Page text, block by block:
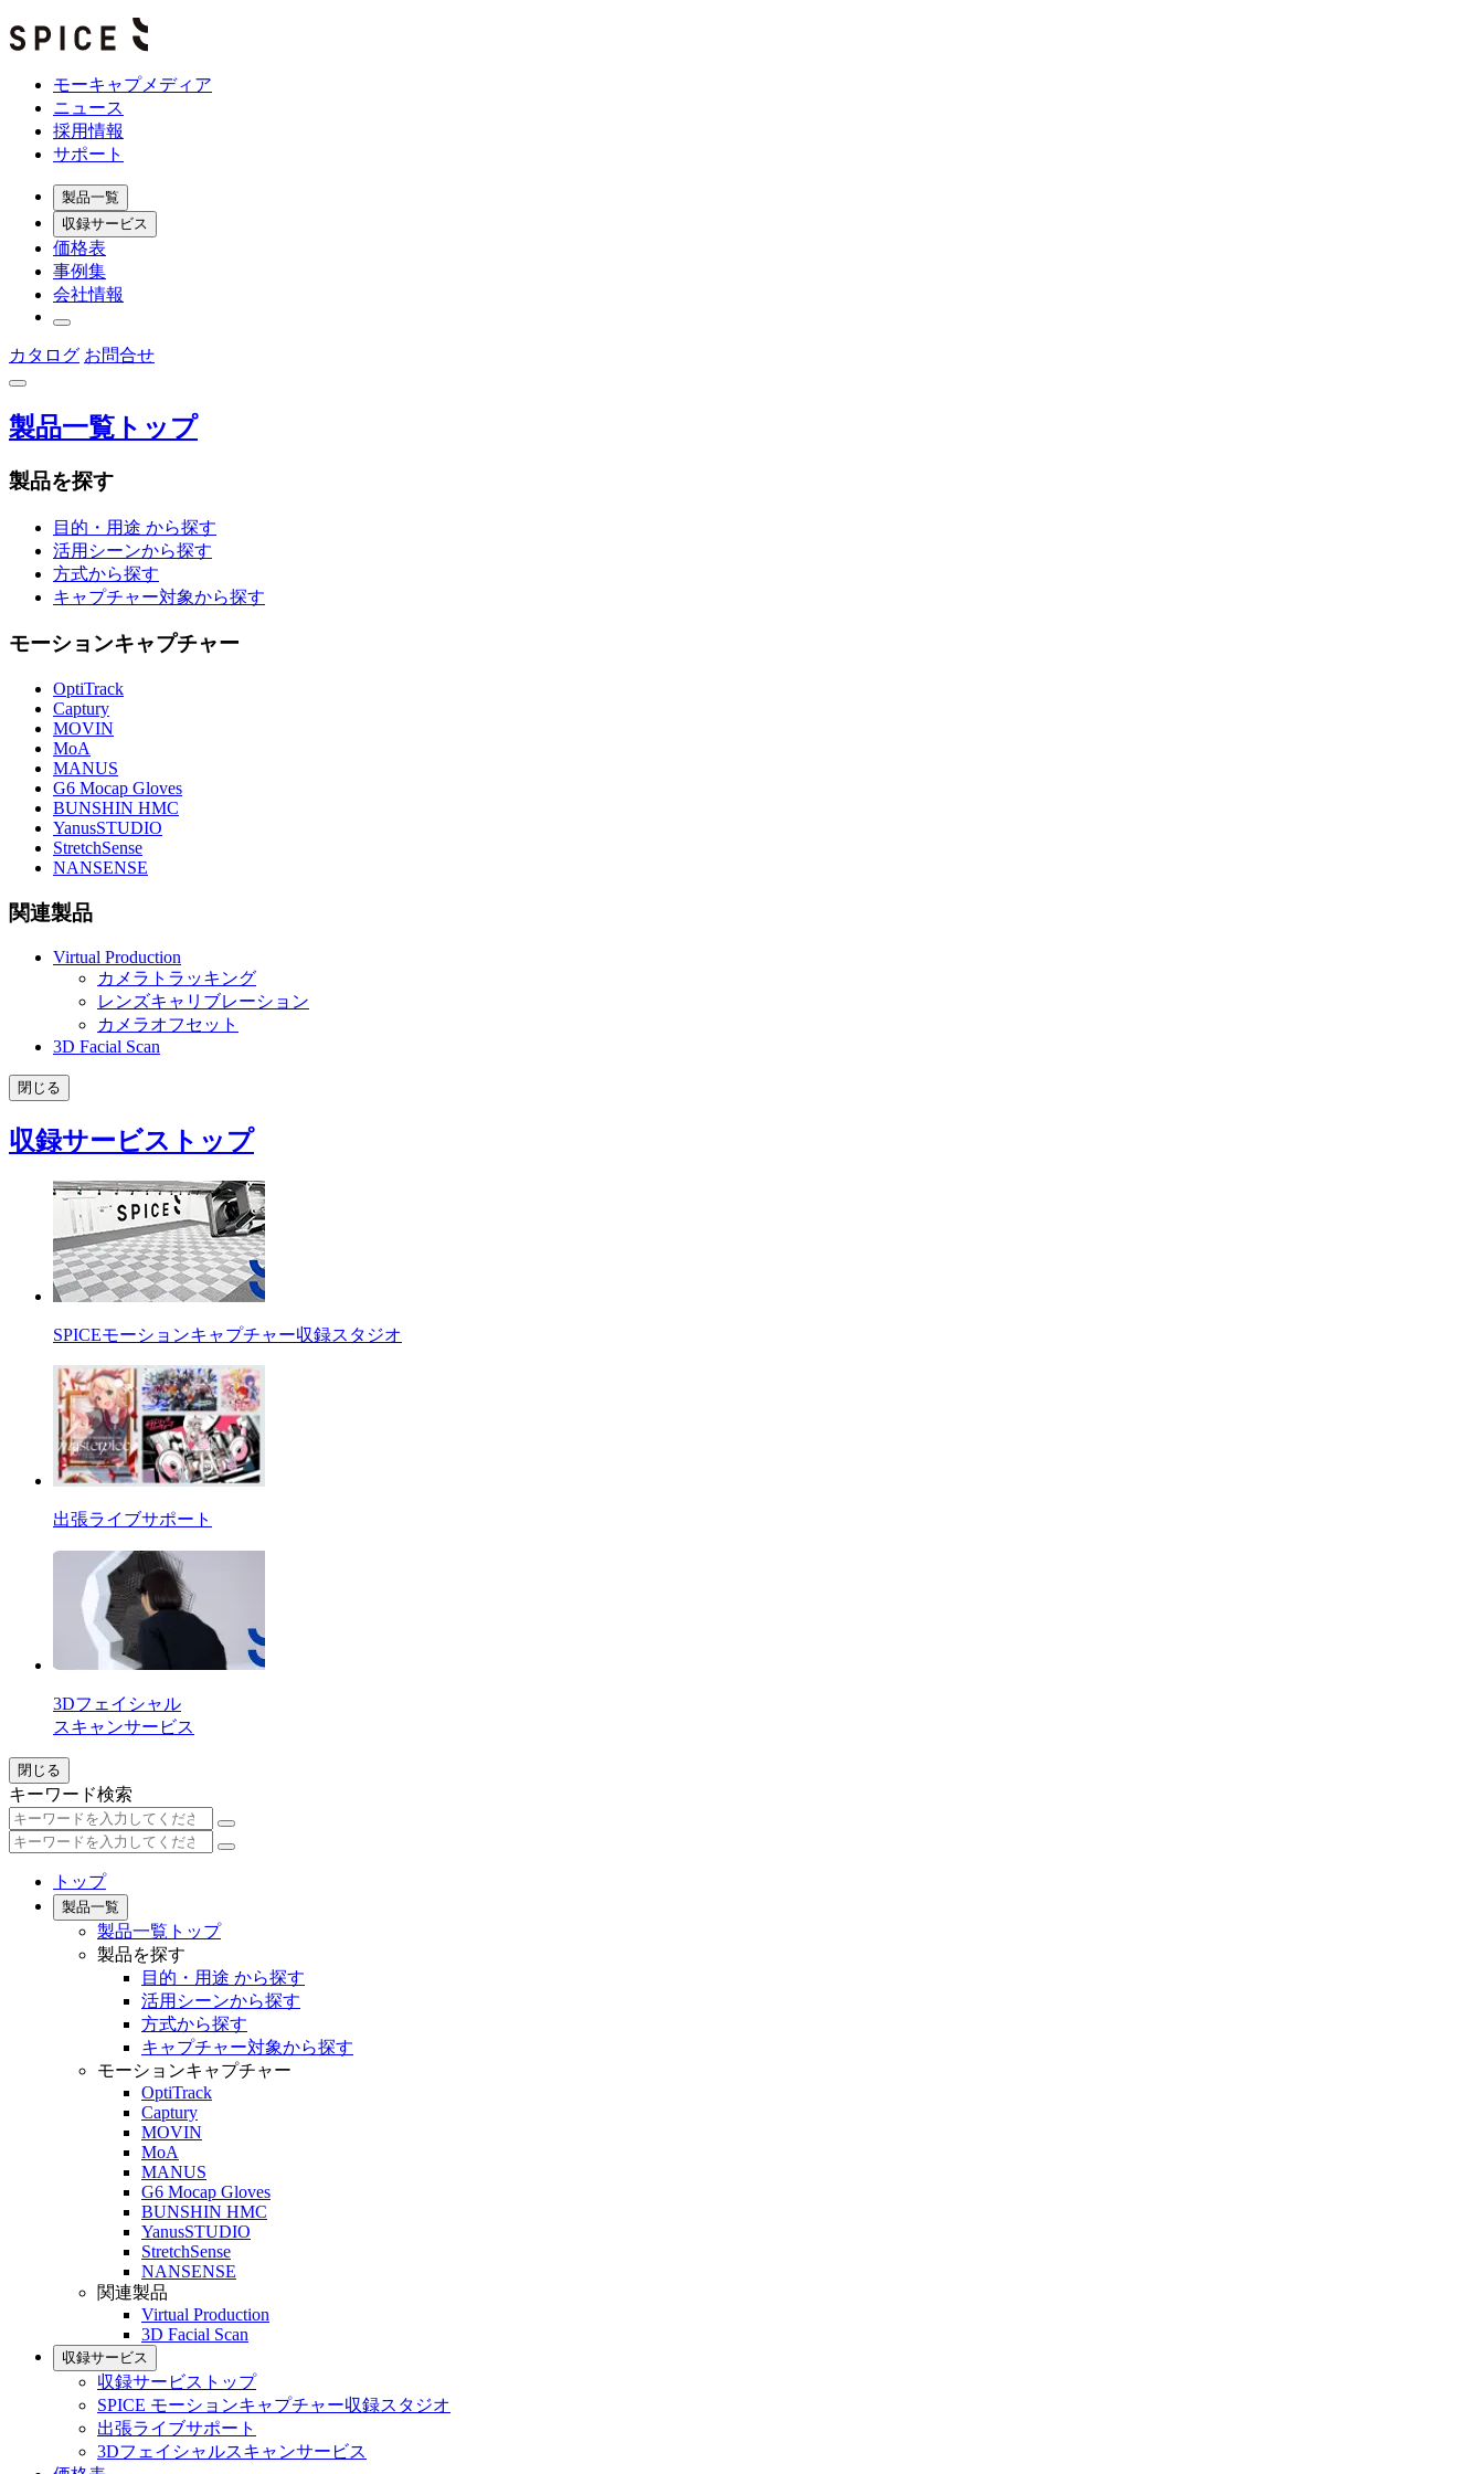
モーキャプメディア
ニュース
採用情報
サポート
製品一覧
収録サービス
価格表
事例集
会社情報
カタログ お問合せ
製品一覧トップ
製品を探す
目的・用途 から探す
活用シーンから探す
方式から探す
キャプチャー対象から探す
モーションキャプチャー
OptiTrack
Captury
MOVIN
MoA
MANUS
G6 Mocap Gloves
BUNSHIN HMC
YanusSTUDIO
StretchSense
NANSENSE
関連製品
Virtual Production
カメラトラッキング
レンズキャリブレーション
カメラオフセット
3D Facial Scan
閉じる
収録サービストップ
SPICEモーションキャプチャー収録スタジオ
出張ライブサポート
3Dフェイシャル
スキャンサービス
閉じる
キーワード検索
トップ
製品一覧
製品一覧トップ
製品を探す
目的・用途 から探す
活用シーンから探す
方式から探す
キャプチャー対象から探す
モーションキャプチャー
OptiTrack
Captury
MOVIN
MoA
MANUS
G6 Mocap Gloves
BUNSHIN HMC
YanusSTUDIO
StretchSense
NANSENSE
関連製品
Virtual Production
3D Facial Scan
収録サービス
収録サービストップ
SPICE モーションキャプチャー収録スタジオ
出張ライブサポート
3Dフェイシャルスキャンサービス